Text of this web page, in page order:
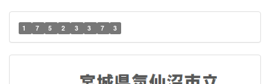
1 7 5 2 3 3 7 3